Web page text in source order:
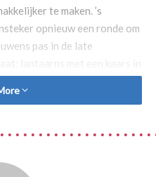
te maken. ’s
opnieuw een ronde om
pas in de late
lantaarns met een kaars in
waagden de meeste
Dat was niet echt veilig.
zorgde in 1669 voor betere
ook in Groningen, Haarlem